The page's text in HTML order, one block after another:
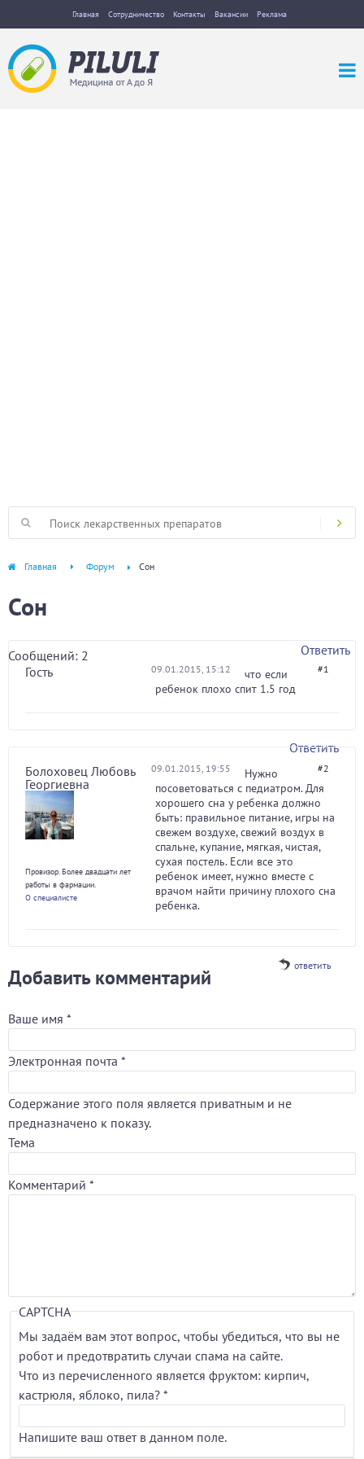
Главная Сотрудничество Контакты Вакансии Реклама
Главная Форум Сон
Сон
Сообщений: 2
Ответить
Гость
09.01.2015, 15:12 #1
что если
ребенок плохо спит 1.5 год
Ответить
Болоховец Любовь
Георгиевна
Провизор. Более двадцати лет
работы в фармации.
О специалисте
09.01.2015, 19:55 #2
Нужно
посоветоваться с педиатром. Для
хорошего сна у ребенка должно
быть: правильное питание, игры на
свежем воздухе, свежий воздух в
спальне, купание, мягкая, чистая,
сухая постель. Если все это
ребенок имеет, нужно вместе с
врачом найти причину плохого сна
ребенка.
ответить
Добавить комментарий
Ваше имя *
Электронная почта *
Содержание этого поля является приватным и не
предназначено к показу.
Тема
Комментарий *
CAPTCHA
Мы задаём вам этот вопрос, чтобы убедиться, что вы не
робот и предотвратить случаи спама на сайте.
Что из перечисленного является фруктом: кирпич,
кастрюля, яблоко, пила? *
Напишите ваш ответ в данном поле.